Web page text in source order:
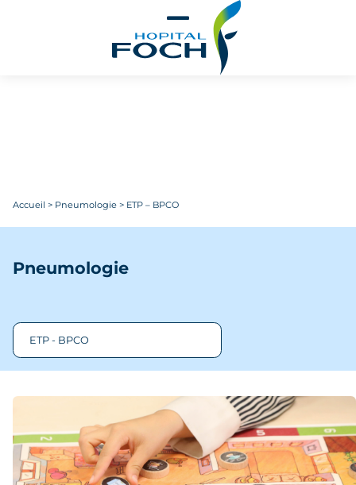
Accueil > Pneumologie > ETP – BPCO
Pneumologie
ETP - BPCO
Service
Clinique Universitaire des Bronches
Notre activité de recherche